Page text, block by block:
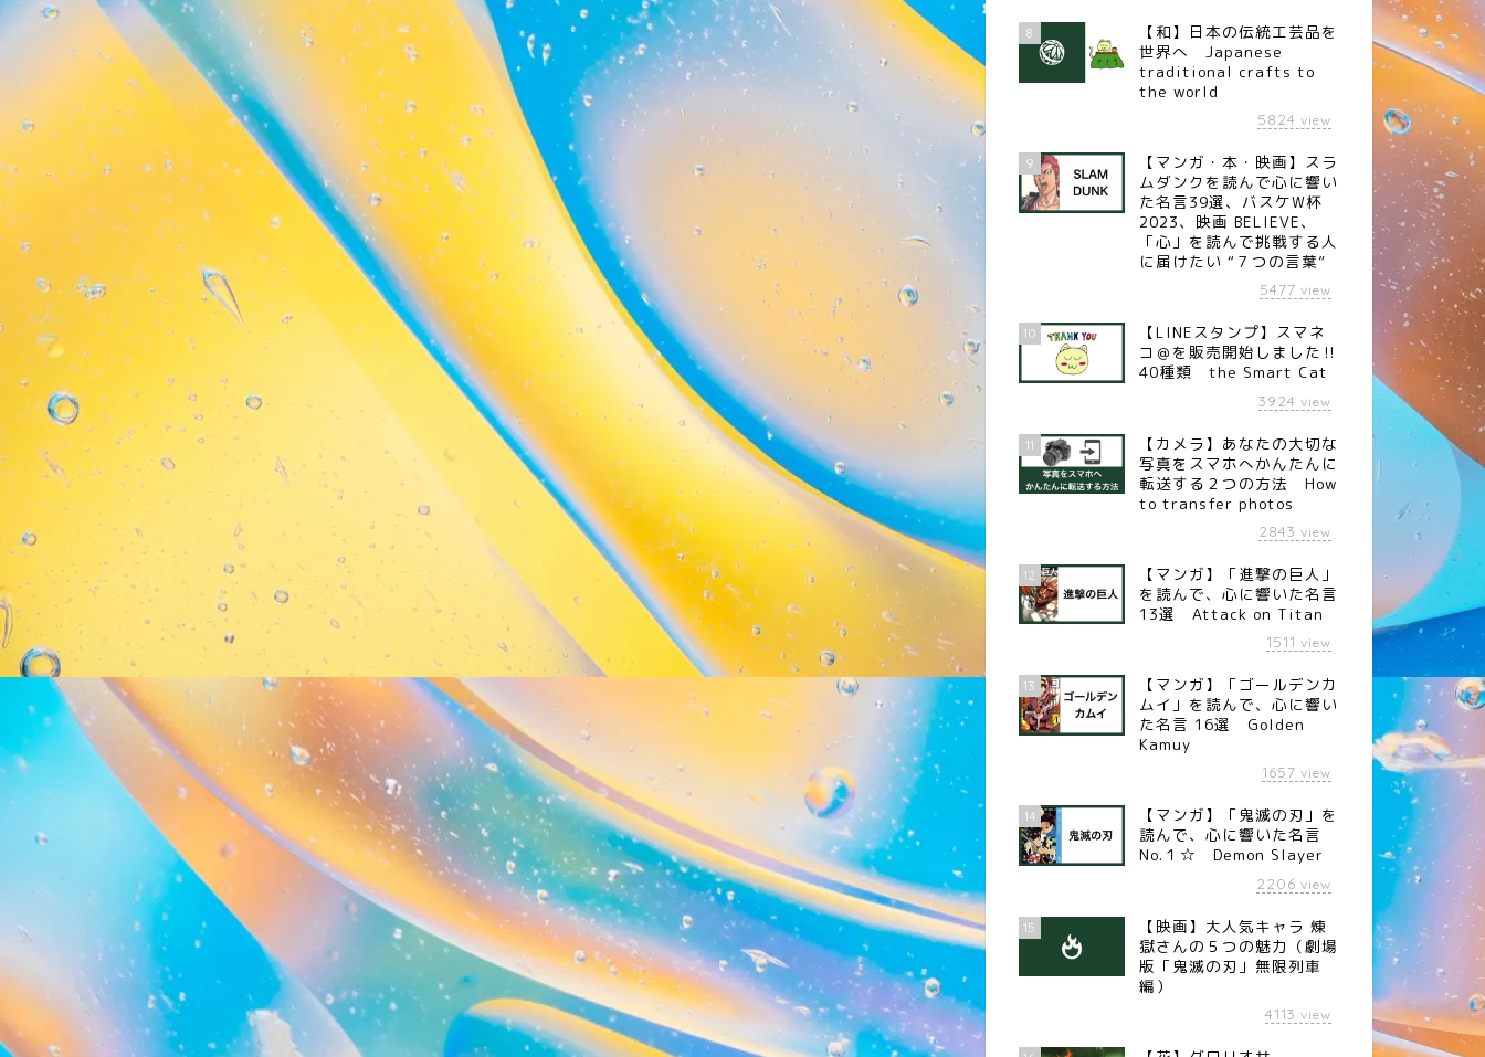
8
【和】日本の伝統工芸品を
世界へ Japanese
traditional crafts to
the world
5824 view
9
【マンガ・本・映画】スラ
ムダンクを読んで心に響い
た名言39選、バスケW杯
2023、映画 BELIEVE、
「心」を読んで挑戦する人
に届けたい “７つの言葉”
5477 view
10
【LINEスタンプ】スマネ
コ＠を販売開始しました‼︎
40種類 the Smart Cat
3924 view
11
【カメラ】あなたの大切な
写真をスマホへかんたんに
転送する２つの方法 How
to transfer photos
2843 view
12
【マンガ】「進撃の巨人」
を読んで、心に響いた名言
13選 Attack on Titan
1511 view
13
【マンガ】「ゴールデンカ
ムイ」を読んで、心に響い
た名言 16選 Golden
Kamuy
1657 view
14
【マンガ】「鬼滅の刃」を
読んで、心に響いた名言
No.１☆ Demon Slayer
2206 view
15
【映画】大人気キャラ 煉󠄁
獄さんの５つの魅力（劇場
版「鬼滅の刃」無限列車
編）
4113 view